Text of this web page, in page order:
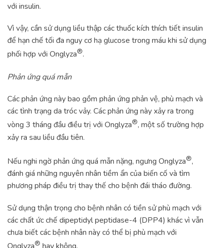
với insulin.
Vì vậy, cần sử dụng liều thập các thuốc kích thích tiết insulin
để hạn chế tối đa nguy cơ hạ glucose trong máu khi sử dụng
phối hợp với Onglyza®.
Phản ứng quá mẫn
Các phản ứng này bao gồm phản ứng phản vệ, phù mạch và
các tình trạng da tróc vảy. Các phản ứng này xảy ra trong
vòng 3 tháng đầu điều trị với Onglyza®, một số trường hợp
xảy ra sau liều đầu tiên.
Nếu nghi ngờ phản ứng quá mẫn nặng, ngưng Onglyza®,
đánh giá những nguyên nhân tiềm ẩn của biến cố và tìm
phương pháp điều trị thay thế cho bệnh đái tháo đường.
Sử dụng thận trọng cho bệnh nhân có tiền sử phù mạch với
các chất ức chế dipeptidyl peptidase-4 (DPP4) khác vì vẫn
chưa biết các bệnh nhân này có thể bị phù mạch với
®